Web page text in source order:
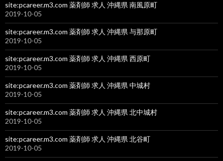
site:pcareer.m3.com 薬剤師 求人 沖縄県 南風原町
2019-10-05
site:pcareer.m3.com 薬剤師 求人 沖縄県 与那原町
2019-10-05
site:pcareer.m3.com 薬剤師 求人 沖縄県 西原町
2019-10-05
site:pcareer.m3.com 薬剤師 求人 沖縄県 中城村
2019-10-05
site:pcareer.m3.com 薬剤師 求人 沖縄県 北中城村
2019-10-05
site:pcareer.m3.com 薬剤師 求人 沖縄県 北谷町
2019-10-05